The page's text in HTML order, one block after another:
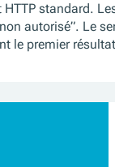
HTTP standard.
autorisé”. Le
le premier